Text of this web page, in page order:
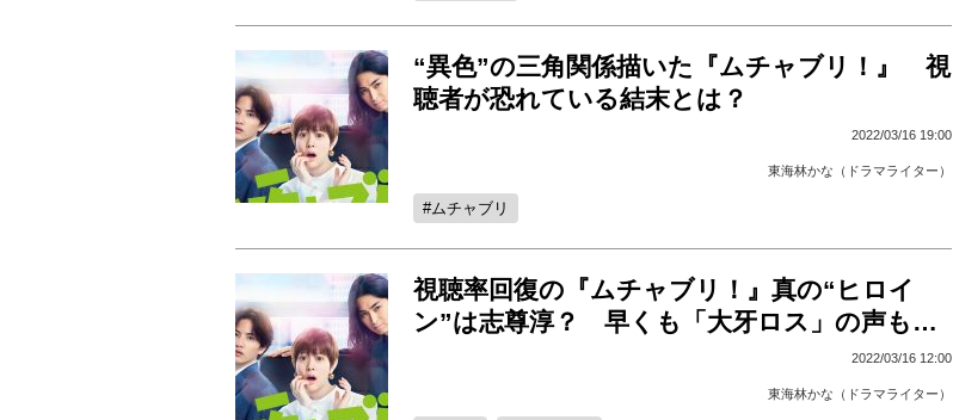
“異色”の三角関係描いた『ムチャブリ！』 視
聴者が恐れている結末とは？
2022/03/16 19:00
東海林かな（ドラマライター）
ムチャブリ
視聴率回復の『ムチャブリ！』真の“ヒロイ
ン”は志尊淳？ 早くも「大牙ロス」の声も…
2022/03/16 12:00
東海林かな（ドラマライター）